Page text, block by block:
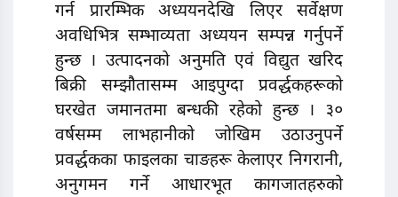
गर्न प्रारम्भिक अध्ययनदेखि लिएर सर्वेक्षण
अवधिभित्र सम्भाव्यता अध्ययन सम्पन्न गर्नुपर्ने
हुन्छ । उत्पादनको अनुमति एवं विद्युत खरिद
बिक्री सम्झौतासम्म आइपुग्दा प्रवर्द्धकहरूको
घरखेत जमानतमा बन्धकी रहेको हुन्छ । ३०
वर्षसम्म लाभहानीको जोखिम उठाउनुपर्ने
प्रवर्द्धकका फाइलका चाङहरू केलाएर निगरानी,
अनुगमन गर्ने आधारभूत कागजातहरुको